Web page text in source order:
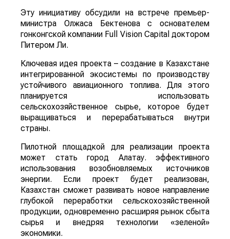
Эту инициативу обсудили на встрече премьер-
министра Олжаса Бектенова с основателем
гонконгской компании Full Vision Capital доктором
Питером Ли.
Ключевая идея проекта – создание в Казахстане
интегрированной экосистемы по производству
устойчивого авиационного топлива. Для этого
планируется использовать
сельскохозяйственное сырье, которое будет
выращиваться и перерабатываться внутри
страны.
Пилотной площадкой для реализации проекта
может стать город Алатау. эффективного
использования возобновляемых источников
энергии. Если проект будет реализован,
Казахстан сможет развивать новое направление
глубокой переработки сельскохозяйственной
продукции, одновременно расширяя рынок сбыта
сырья и внедряя технологии «зеленой»
экономики.